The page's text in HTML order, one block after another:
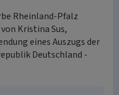
Rheinland-Pfalz
Kristina Sus,
eines Auszugs der
Deutschland -